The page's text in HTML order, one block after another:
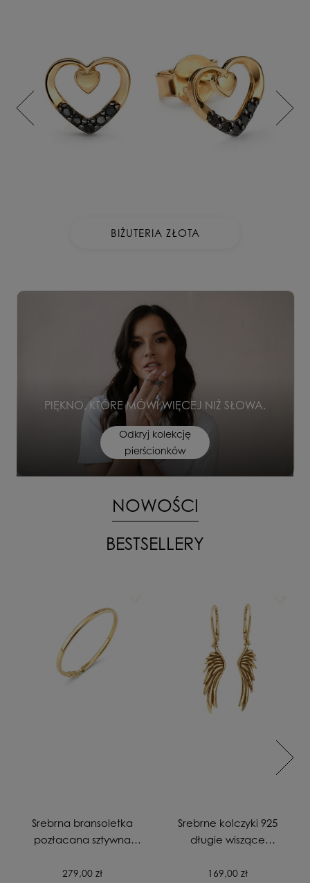
BIŻUTERIA ZŁOTA
PIĘKNO, KTÓRE MÓWI WIĘCEJ NIŻ SŁOWA.
Odkryj kolekcję
pierścionków
NOWOŚCI
BESTSELLERY
Srebrna bransoletka
pozłacana sztywna
próba 925
279,00 zł
Srebrne kolczyki 925
długie wiszące
Anioła
169,00 zł